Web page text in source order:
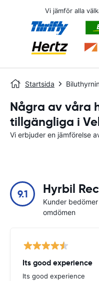
Vi jämför alla
Startsida
Några av våra
tillgängliga i
Vi erbjuder en jämförelse
9.1 Hyrbil
Kunder
omdömen
Its good experience
Its good experience